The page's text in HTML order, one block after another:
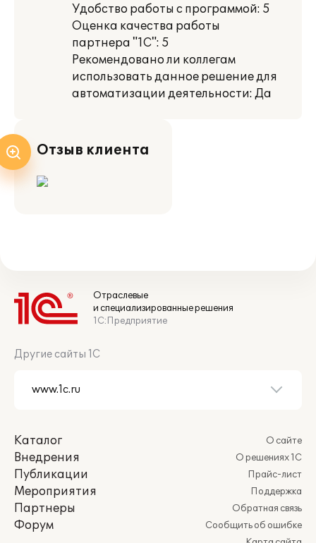
Удобство работы с программой: 5
Оценка качества работы
партнера "1С": 5
Рекомендовано ли коллегам
использовать данное решение для
автоматизации деятельности: Да
Отзыв клиента
Отраслевые
и специализированные решения
1С:Предприятие
Другие сайты 1С
Каталог
Внедрения
Публикации
Мероприятия
Партнеры
Форум
О сайте
О решениях 1С
Прайс-лист
Поддержка
Обратная связь
Сообщить об ошибке